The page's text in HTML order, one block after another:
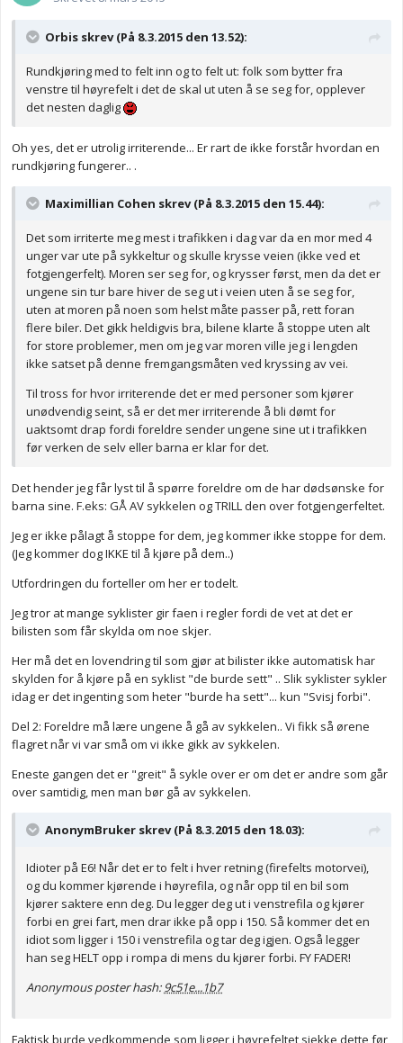
Orbis skrev (På 8.3.2015 den 13.52):
Rundkjøring med to felt inn og to felt ut: folk som bytter fra
venstre til høyrefelt i det de skal ut uten å se seg for, opplever
det nesten daglig
Oh yes, det er utrolig irriterende... Er rart de ikke forstår hvordan en
rundkjøring fungerer.. .
Maximillian Cohen skrev (På 8.3.2015 den 15.44):
Det som irriterte meg mest i trafikken i dag var da en mor med 4
unger var ute på sykkeltur og skulle krysse veien (ikke ved et
fotgjengerfelt). Moren ser seg for, og krysser først, men da det er
ungene sin tur bare hiver de seg ut i veien uten å se seg for,
uten at moren på noen som helst måte passer på, rett foran
flere biler. Det gikk heldigvis bra, bilene klarte å stoppe uten alt
for store problemer, men om jeg var moren ville jeg i lengden
ikke satset på denne fremgangsmåten ved kryssing av vei.
Til tross for hvor irriterende det er med personer som kjører
unødvendig seint, så er det mer irriterende å bli dømt for
uaktsomt drap fordi foreldre sender ungene sine ut i trafikken
før verken de selv eller barna er klar for det.
Det hender jeg får lyst til å spørre foreldre om de har dødsønske for
barna sine. F.eks: GÅ AV sykkelen og TRILL den over fotgjengerfeltet.
Jeg er ikke pålagt å stoppe for dem, jeg kommer ikke stoppe for dem.
(Jeg kommer dog IKKE til å kjøre på dem..)
Utfordringen du forteller om her er todelt.
Jeg tror at mange syklister gir faen i regler fordi de vet at det er
bilisten som får skylda om noe skjer.
Her må det en lovendring til som gjør at bilister ikke automatisk har
skylden for å kjøre på en syklist "de burde sett" .. Slik syklister sykler
idag er det ingenting som heter "burde ha sett"... kun "Svisj forbi".
Del 2: Foreldre må lære ungene å gå av sykkelen.. Vi fikk så ørene
flagret når vi var små om vi ikke gikk av sykkelen.
Eneste gangen det er "greit" å sykle over er om det er andre som går
over samtidig, men man bør gå av sykkelen.
AnonymBruker skrev (På 8.3.2015 den 18.03):
Idioter på E6! Når det er to felt i hver retning (firefelts motorvei),
og du kommer kjørende i høyrefila, og når opp til en bil som
kjører saktere enn deg. Du legger deg ut i venstrefila og kjører
forbi en grei fart, men drar ikke på opp i 150. Så kommer det en
idiot som ligger i 150 i venstrefila og tar deg igjen. Også legger
han seg HELT opp i rompa di mens du kjører forbi. FY FADER!
Anonymous poster hash:9c51e...1b7
Faktisk burde vedkommende som ligger i høyrefeltet sjekke dette før